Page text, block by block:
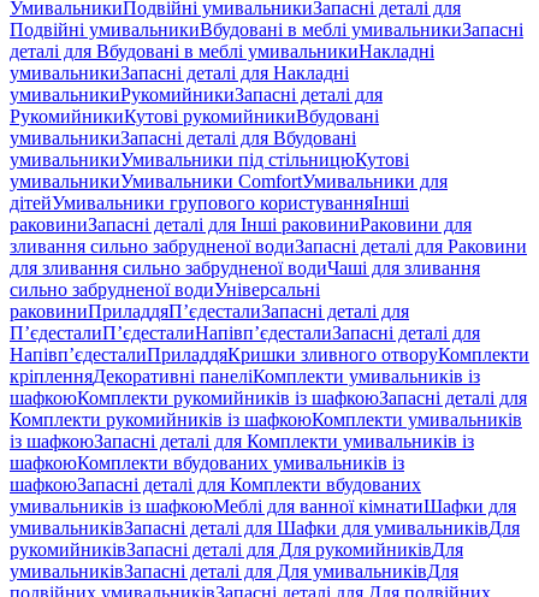
УмивальникиПодвійні умивальникиЗапасні деталі для
Подвійні умивальникиВбудовані в меблі умивальникиЗапасні
деталі для Вбудовані в меблі умивальникиНакладні
умивальникиЗапасні деталі для Накладні
умивальникиРукомийникиЗапасні деталі для
РукомийникиКутові рукомийникиВбудовані
умивальникиЗапасні деталі для Вбудовані
умивальникиУмивальники під стільницюКутові
умивальникиУмивальники ComfortУмивальники для
дітейУмивальники групового користуванняІнші
раковиниЗапасні деталі для Інші раковиниРаковини для
зливання сильно забрудненої водиЗапасні деталі для Раковини
для зливання сильно забрудненої водиЧаші для зливання
сильно забрудненої водиУніверсальні
раковиниПриладдяП’єдесталиЗапасні деталі для
П’єдесталиП’єдесталиНапівп’єдесталиЗапасні деталі для
Напівп’єдесталиПриладдяКришки зливного отворуКомплекти
кріпленняДекоративні панеліКомплекти умивальників із
шафкоюКомплекти рукомийників із шафкоюЗапасні деталі для
Комплекти рукомийників із шафкоюКомплекти умивальників
із шафкоюЗапасні деталі для Комплекти умивальників із
шафкоюКомплекти вбудованих умивальників із
шафкоюЗапасні деталі для Комплекти вбудованих
умивальників із шафкоюМеблі для ванної кімнатиШафки для
умивальниківЗапасні деталі для Шафки для умивальниківДля
рукомийниківЗапасні деталі для Для рукомийниківДля
умивальниківЗапасні деталі для Для умивальниківДля
подвійних умивальниківЗапасні деталі для Для подвійних